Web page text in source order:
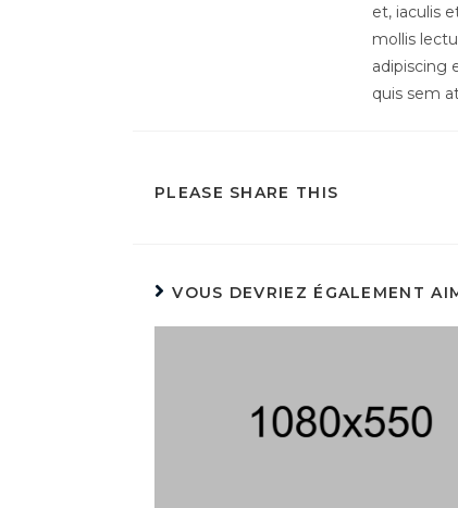
et, iaculis
mollis
adipiscing
quis sem
PLEASE SHARE THIS
VOUS DEVRIEZ ÉGALEMENT